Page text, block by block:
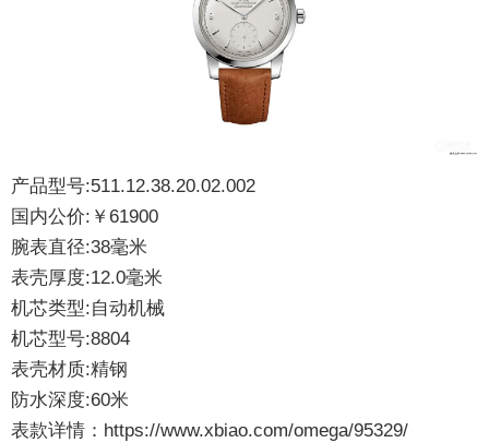
产品型号:511.12.38.20.02.002
国内公价:￥61900
腕表直径:38毫米
表壳厚度:12.0毫米
机芯类型:自动机械
机芯型号:8804
表壳材质:精钢
防水深度:60米
表款详情： https://www.xbiao.com/omega/95329/